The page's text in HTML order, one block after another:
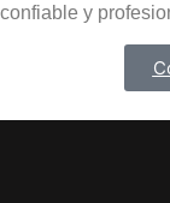
confiable y